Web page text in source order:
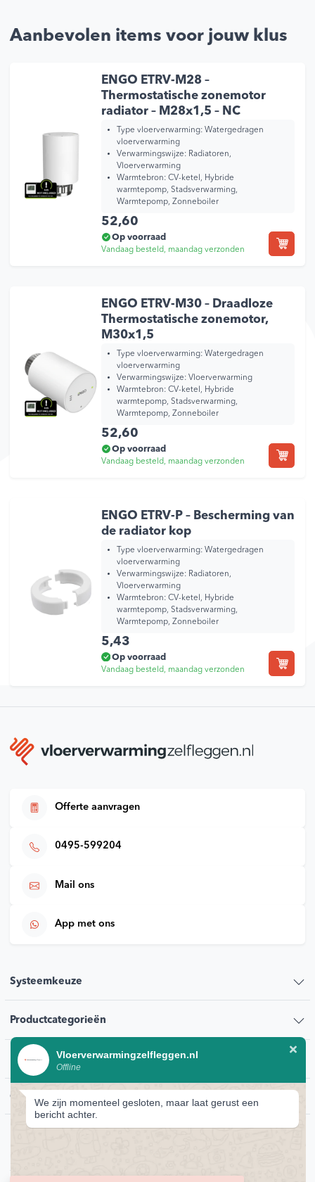
Aanbevolen items voor jouw klus
ENGO ETRV-M28 –
Thermostatische zonemotor
radiator – M28x1,5 – NC
Type vloerverwarming: Watergedragen
vloerverwarming
Verwarmingswijze: Radiatoren,
Vloerverwarming
Warmtebron: CV-ketel, Hybride
warmtepomp, Stadsverwarming,
Warmtepomp, Zonneboiler
52,60
Op voorraad
Vandaag besteld, maandag verzonden
ENGO ETRV-M30 – Draadloze
Thermostatische zonemotor,
M30x1,5
Type vloerverwarming: Watergedragen
vloerverwarming
Verwarmingswijze: Vloerverwarming
Warmtebron: CV-ketel, Hybride
warmtepomp, Stadsverwarming,
Warmtepomp, Zonneboiler
52,60
Op voorraad
Vandaag besteld, maandag verzonden
ENGO ETRV-P – Bescherming van
de radiator kop
Type vloerverwarming: Watergedragen
vloerverwarming
Verwarmingswijze: Radiatoren,
Vloerverwarming
Warmtebron: CV-ketel, Hybride
warmtepomp, Stadsverwarming,
Warmtepomp, Zonneboiler
5,43
Op voorraad
Vandaag besteld, maandag verzonden
Offerte aanvragen
0495-599204
Mail ons
App met ons
Systeemkeuze
Productcategorieën
Klantenservice
Contact
Vloerverwarmingzelfleggen.nl
Offline
We zijn momenteel gesloten, maar laat gerust een
bericht achter.